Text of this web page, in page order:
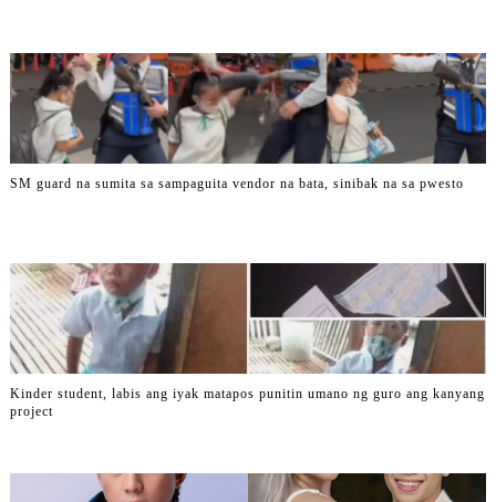
SM guard na sumita sa sampaguita vendor na bata, sinibak na sa pwesto
Kinder student, labis ang iyak matapos punitin umano ng guro ang kanyang
project